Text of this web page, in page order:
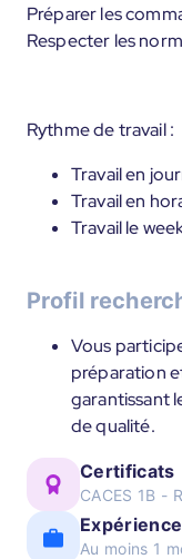
Préparer les
Respecter les
Rythme de travail :
Travail en
Travail en
Travail le
Profil
Vous
préparation
garantissant
de qualité.
Certificats
CACES 1B -
Expérience
Au moins 1